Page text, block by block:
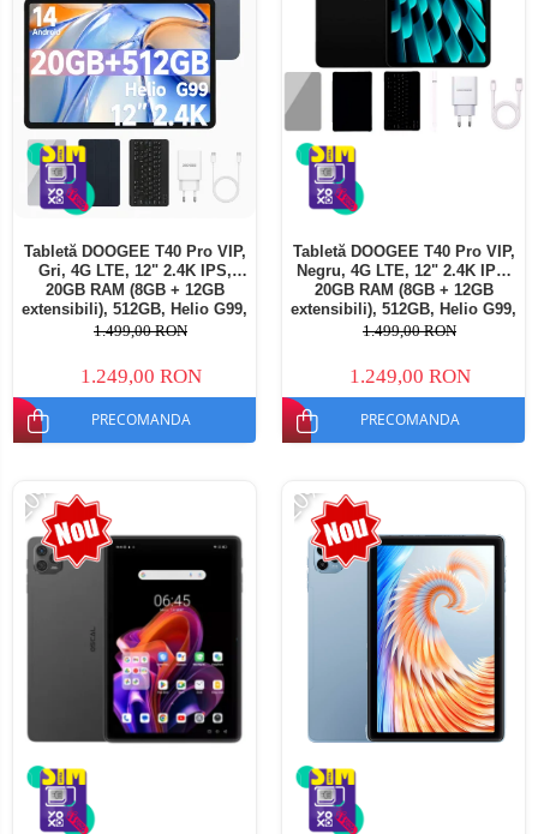
Tabletă DOOGEE T40 Pro VIP,
Gri, 4G LTE, 12" 2.4K IPS,
20GB RAM (8GB + 12GB
extensibili), 512GB, Helio G99,
10800mAh, 33W, Android 14,
1.499,00 RON
1.249,00 RON
PRECOMANDA
Tabletă DOOGEE T40 Pro VIP,
Negru, 4G LTE, 12" 2.4K IPS,
20GB RAM (8GB + 12GB
extensibili), 512GB, Helio G99,
10800mAh, 33W, Android 14,
1.499,00 RON
1.249,00 RON
PRECOMANDA
-20% -20%